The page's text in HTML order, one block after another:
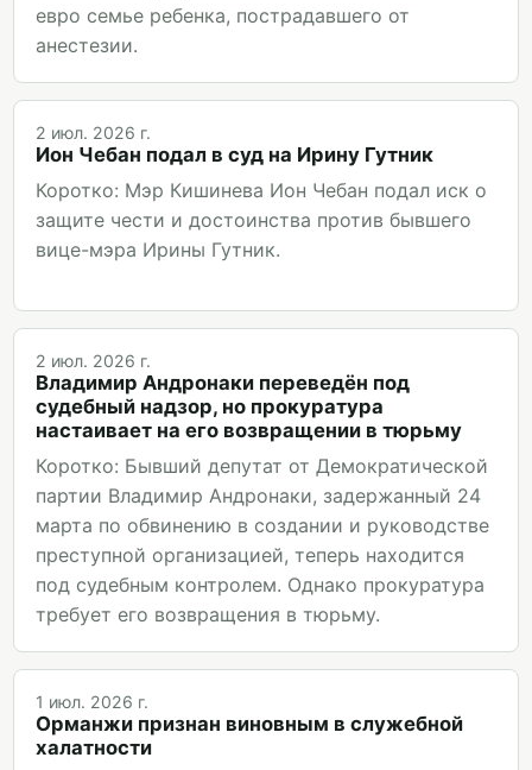
евро семье ребенка, пострадавшего от
анестезии.
2 июл. 2026 г.
Ион Чебан подал в суд на Ирину Гутник
Коротко: Мэр Кишинева Ион Чебан подал иск о
защите чести и достоинства против бывшего
вице-мэра Ирины Гутник.
2 июл. 2026 г.
Владимир Андронаки переведён под
судебный надзор, но прокуратура
настаивает на его возвращении в тюрьму
Коротко: Бывший депутат от Демократической
партии Владимир Андронаки, задержанный 24
марта по обвинению в создании и руководстве
преступной организацией, теперь находится
под судебным контролем. Однако прокуратура
требует его возвращения в тюрьму.
1 июл. 2026 г.
Орманжи признан виновным в служебной
халатности